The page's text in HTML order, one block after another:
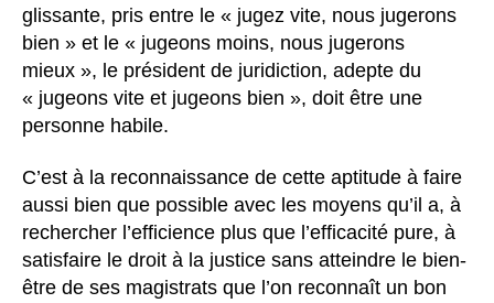
glissante, pris entre le « jugez vite, nous jugerons
bien » et le « jugeons moins, nous jugerons
mieux », le président de juridiction, adepte du
« jugeons vite et jugeons bien », doit être une
personne habile.
C’est à la reconnaissance de cette aptitude à faire
aussi bien que possible avec les moyens qu’il a, à
rechercher l’efficience plus que l’efficacité pure, à
satisfaire le droit à la justice sans atteindre le bien-
être de ses magistrats que l’on reconnaît un bon